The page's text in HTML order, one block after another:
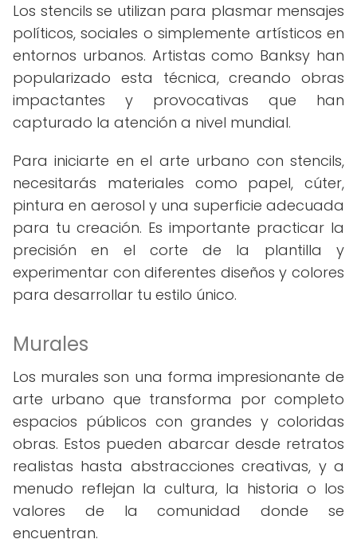
Los stencils se utilizan para plasmar mensajes
políticos, sociales o simplemente artísticos en
entornos urbanos. Artistas como Banksy han
popularizado esta técnica, creando obras
impactantes y provocativas que han
capturado la atención a nivel mundial.
Para iniciarte en el arte urbano con stencils,
necesitarás materiales como papel, cúter,
pintura en aerosol y una superficie adecuada
para tu creación. Es importante practicar la
precisión en el corte de la plantilla y
experimentar con diferentes diseños y colores
para desarrollar tu estilo único.
Murales
Los murales son una forma impresionante de
arte urbano que transforma por completo
espacios públicos con grandes y coloridas
obras. Estos pueden abarcar desde retratos
realistas hasta abstracciones creativas, y a
menudo reflejan la cultura, la historia o los
valores de la comunidad donde se
encuentran.